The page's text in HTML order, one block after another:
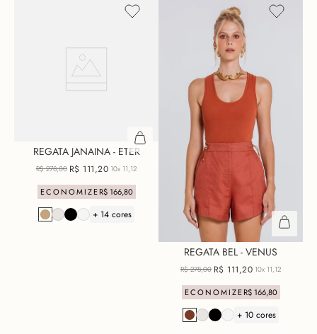
REGATA JANAINA - ETER
R$ 278,00 R$ 111,20 10x 11,12
ECONOMIZER$ 166,80
+ 14 cores
REGATA BEL - VENUS
R$ 278,00 R$ 111,20 10x 11,12
ECONOMIZER$ 166,80
+ 10 cores